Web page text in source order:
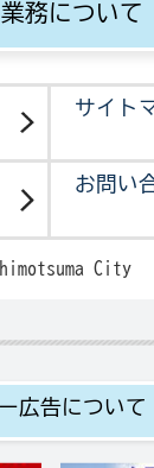
務について
サイト
お問い
City
広告について